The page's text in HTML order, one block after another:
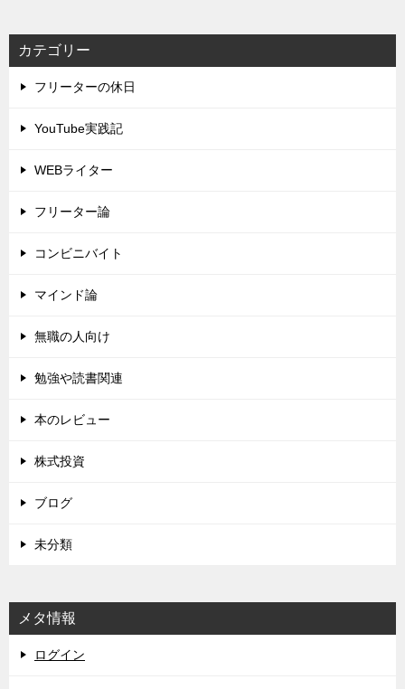
カテゴリー
フリーターの休日
YouTube実践記
WEBライター
フリーター論
コンビニバイト
マインド論
無職の人向け
勉強や読書関連
本のレビュー
株式投資
ブログ
未分類
メタ情報
ログイン